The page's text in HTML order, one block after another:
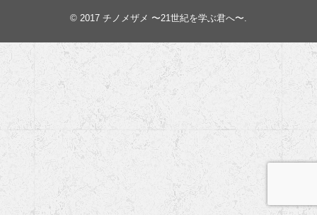
© 2017 チノメザメ 〜21世紀を学ぶ君へ〜